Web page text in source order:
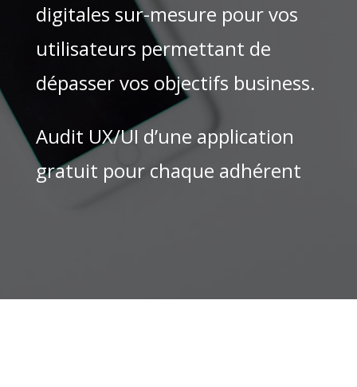
digitales sur-mesure pour vos
utilisateurs permettant de
dépasser vos objectifs business.
Audit UX/UI d’une application
gratuit pour chaque adhérent